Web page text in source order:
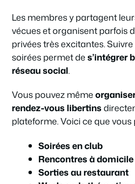
Les membres y partagent
vécues et organisent parfois
privées très excitantes.
soirées permet des’intégrer
réseau social.
Vous pouvez même
rendez-vous libertins
plateforme. Voici ce que vous
Soirées en club
Rencontres à domicile
Sorties au restaurant